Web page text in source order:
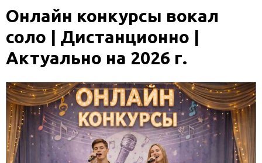
Онлайн конкурсы вокал
соло | Дистанционно |
Актуально на 2026 г.